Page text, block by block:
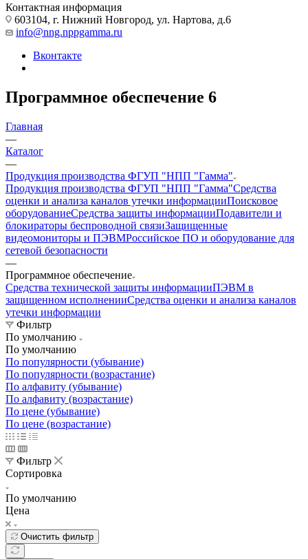
Контактная информация
603104, г. Нижний Новгород, ул. Нартова, д.6
info@nng.nppgamma.ru
Вконтакте
Программное обеспечение 6
Главная
—
Каталог
—
Продукция производства ФГУП "НПП "Гамма"
Продукция производства ФГУП "НПП "Гамма"Средства
оценки и анализа каналов утечки информацииПоисковое
оборудованиеСредства защиты информацииПодавители и
блокираторы беспроводной связиЗащищенные
видеомониторы и ПЭВМРоссийское ПО и оборудование для
сетевой безопасности
—
Программное обеспечение
Средства технической защиты информацииПЭВМ в
защищенном исполненииСредства оценки и анализа каналов
утечки информации
Фильтр
По умолчанию
По умолчанию
По популярности (убывание)
По популярности (возрастание)
По алфавиту (убывание)
По алфавиту (возрастание)
По цене (убывание)
По цене (возрастание)
Фильтр
Сортировка
По умолчанию
Цена
Очистить фильтр